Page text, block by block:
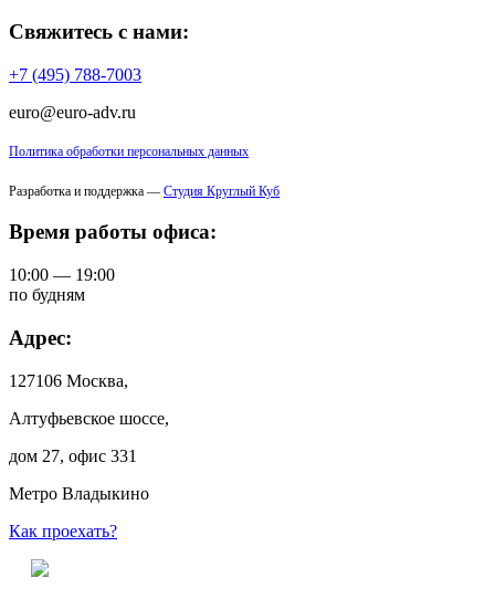
Свяжитесь с нами:
+7 (495) 788-7003
euro@euro-adv.ru
Политика обработки персональных данных
Разработка и поддержка — Студия Круглый Куб
Время работы офиса:
10:00 — 19:00
по будням
Адрес:
127106 Москва,
Алтуфьевское шоссе,
дом 27, офис 331
Метро Владыкино
Как проехать?